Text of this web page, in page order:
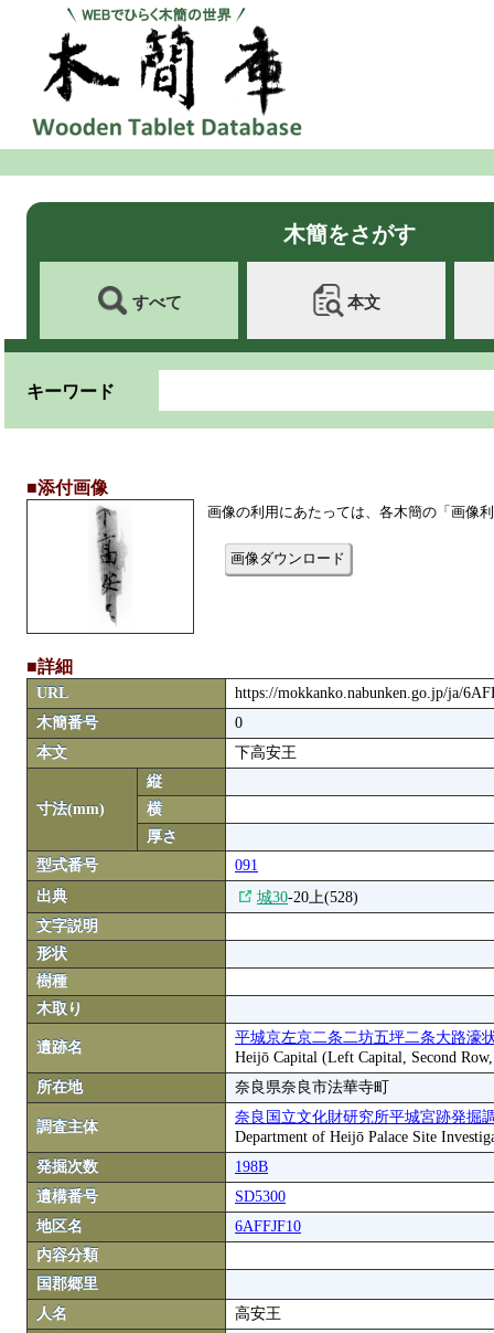
木簡をさがす
すべて 本文
キーワード
■添付画像
画像の利用にあたっては、各木簡の「画像
画像ダウンロード
■詳細
URL
https://mokkanko.nabunken.go.jp/ja/
木簡番号
0
本文
下高安王
寸法(mm)
縦
横
厚さ
型式番号
091
出典
城30-20上(528)
文字説明
形状
樹種
木取り
遺跡名
平城京左京二条二坊五坪二条大路濠
Heijō Capital (Left Capital, Second
所在地
奈良県奈良市法華寺町
調査主体
奈良国立文化財研究所平城宮跡発掘
Department of Heijō Palace Site
発掘次数
198B
遺構番号
SD5300
地区名
6AFFJF10
内容分類
国郡郷里
人名
高安王